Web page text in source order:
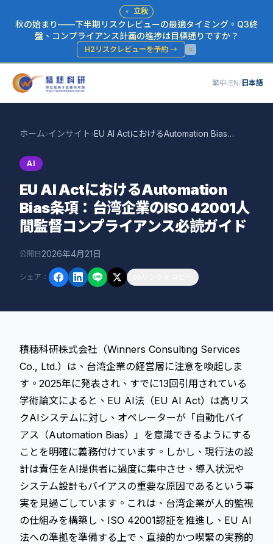
⚡ 立秋
秋の始まり——下半期リスクレビューの最適タイミング。Q3終
盤、コンプライアンス計画の進捗は目標通りですか？
H2リスクレビューを予約 →
繁中/EN/ 日本語
ホーム›インサイト› EU AI ActにおけるAutomation Bias条項：台湾企業のISO 42001人間監督コンプライアンス必読ガイド
AI
EU AI ActにおけるAutomation
Bias条項：台湾企業のISO 42001人
間監督コンプライアンス必読ガイド
公開日 2026年4月21日
シェア ：
積穗科研株式会社（Winners Consulting Services
Co., Ltd.）は、台湾企業の経営層に注意を喚起しま
す。2025年に発表され、すでに13回引用されている
学術論文によると、 EU AI法 （EU AI Act）は高リス
クAIシステムに対し、オペレーターが「自動化バイ
アス（Automation Bias）」を意識できるようにする
ことを明確に義務付けています。しかし、現行法の設
計は責任をAI提供者に過度に集中させ、導入状況や
システム設計もバイアスの重要な原因であるという事
実を見過ごしています。これは、台湾企業が人的監視
の仕組みを構築し、ISO 42001認証を推進し、EU AI
法への準拠を準備する上で、直接的かつ喫緊の実務的